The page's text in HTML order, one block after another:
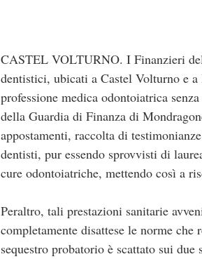
CASTEL VOLTURNO. I Finanzieri
dentistici, ubicati a Castel Volturno e
professione medica odontoiatrica
della Guardia di Finanza di
appostamenti, raccolta di
dentisti, pur essendo sprovvisti di
cure odontoiatriche, mettendo così a
Peraltro, tali prestazioni sanitarie
completamente disattese le norme
sequestro probatorio è scattato sui